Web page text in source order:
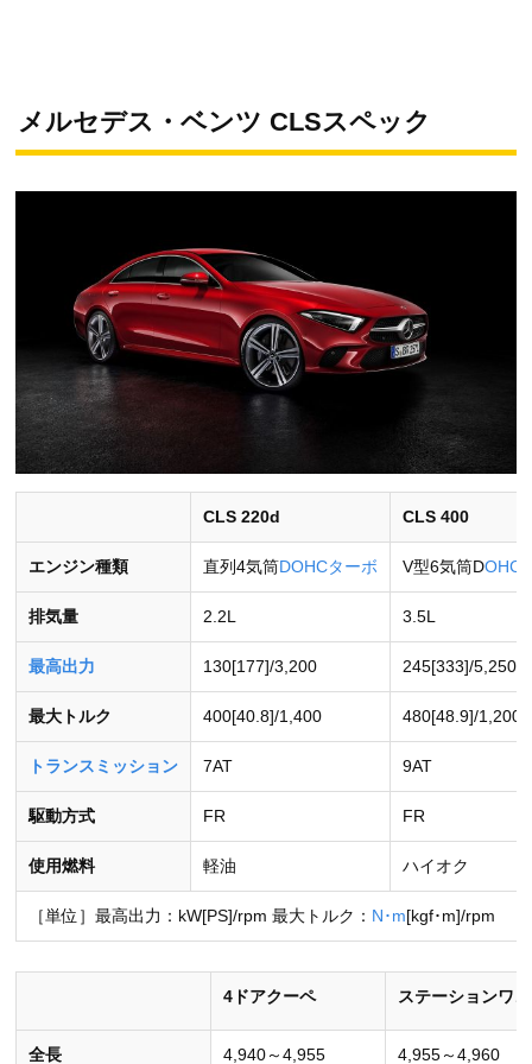
メルセデス・ベンツ CLSスペック
CLS 220d CLS 400
エンジン種類 直列4気筒DOHCターボ V型6気筒DOHC
排気量 2.2L 3.5L
最高出力 130[177]/3,200 245[333]/5,250
最大トルク 400[40.8]/1,400 480[48.9]/1,200
トランスミッション 7AT 9AT
駆動方式 FR FR
使用燃料 軽油 ハイオク
［単位］最高出力：kW[PS]/rpm 最大トルク： N･m[kgf･m]/rpm
4ドアクーペ ステーションワ
全長 4,940～4,955 4,955～4,960